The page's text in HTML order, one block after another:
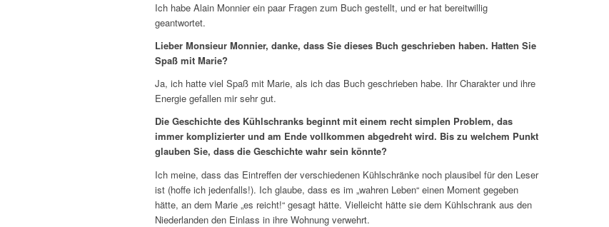
Ich habe Alain Monnier ein paar Fragen zum Buch gestellt, und er hat bereitwillig
geantwortet.
Lieber Monsieur Monnier, danke, dass Sie dieses Buch geschrieben haben. Hatten Sie
Spaß mit Marie?
Ja, ich hatte viel Spaß mit Marie, als ich das Buch geschrieben habe. Ihr Charakter und ihre
Energie gefallen mir sehr gut.
Die Geschichte des Kühlschranks beginnt mit einem recht simplen Problem, das
immer komplizierter und am Ende vollkommen abgedreht wird. Bis zu welchem Punkt
glauben Sie, dass die Geschichte wahr sein könnte?
Ich meine, dass das Eintreffen der verschiedenen Kühlschränke noch plausibel für den Leser
ist (hoffe ich jedenfalls!). Ich glaube, dass es im „wahren Leben“ einen Moment gegeben
hätte, an dem Marie „es reicht!“ gesagt hätte. Vielleicht hätte sie dem Kühlschrank aus den
Niederlanden den Einlass in ihre Wohnung verwehrt.